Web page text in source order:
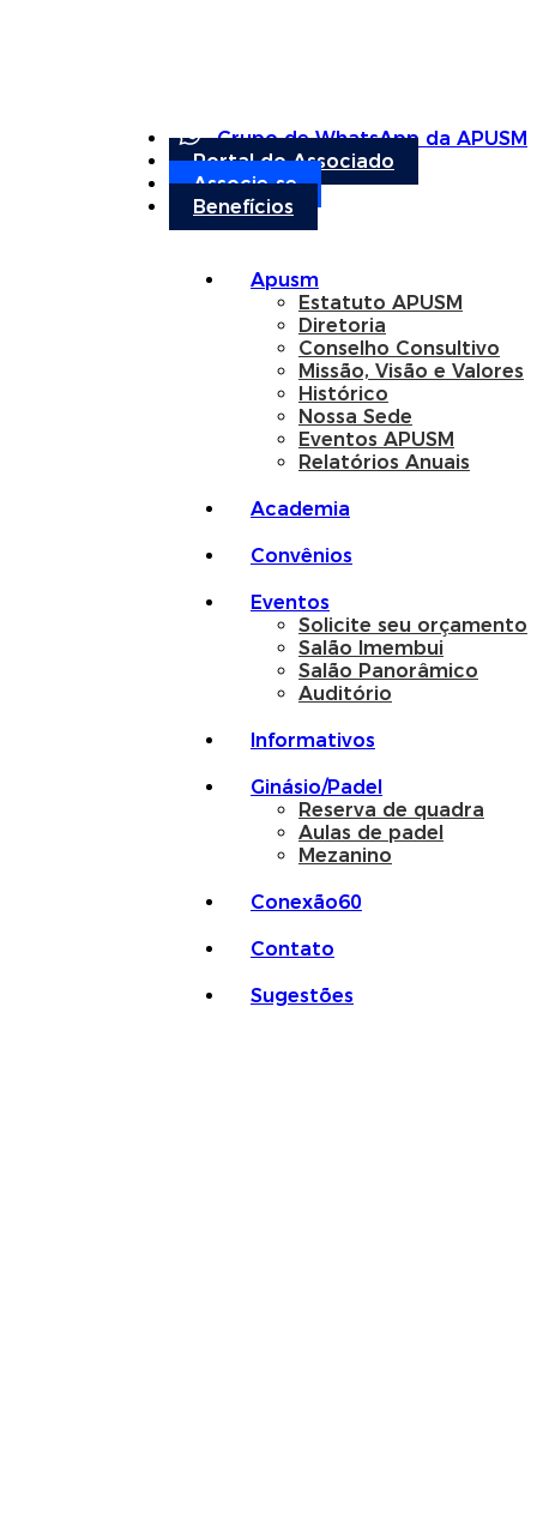
Grupo de WhatsApp da APUSM
Portal do Associado
Associe-se
Benefícios
Apusm
Estatuto APUSM
Diretoria
Conselho Consultivo
Missão, Visão e Valores
Histórico
Nossa Sede
Eventos APUSM
Relatórios Anuais
Academia
Convênios
Eventos
Solicite seu orçamento
Salão Imembui
Salão Panorâmico
Auditório
Informativos
Ginásio/Padel
Reserva de quadra
Aulas de padel
Mezanino
Conexão60
Contato
Sugestões